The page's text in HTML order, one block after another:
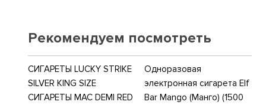
Рекомендуем посмотреть
СИГАРЕТЫ LUCKY STRIKE
SILVER KING SIZE
СИГАРЕТЫ MAC DEMI RED
Одноразовая
электронная сигарета Elf
Bar Mango (Манго) (1500